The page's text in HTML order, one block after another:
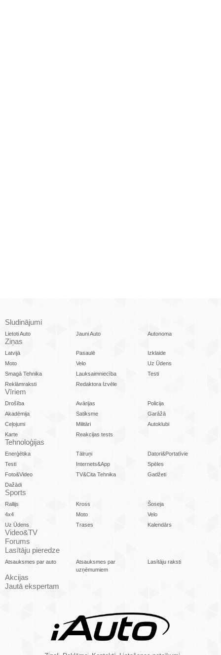
Sludinājumi
Lietoti Auto Jauni Auto Autonoma
Ziņas
Latvijā Pasaulē
Izklaide
Moto
Velo
Uz Ūdens
Smagā Tehnika
Lauksaimniecība
Testi
Reklāmraksti
Redaktora Izvēle
Vīriem
Drošība Avārijas
Policija
Akadēmija
Satiksme
Garāžā
Ceļojumi
Militāri
Autoklubi
Karte
Reakcijas tests
Tehnoloģijas
Enerģētika Tālruņi
Datori&Portatīvie
Testi
Internets&App
Spēles
Foto&Video
TV&Cita Tehnika
Gadžeti
Dažādi
Sports
Rallijs Kross
Šoseja
4x4
Moto
Velo
Uz Ūdens
Trases Kalendārs
Video&TV
Forums
Lasītāju pieredze
Atsauksmes par auto
Atsauksmes par
uzņēmumiem
Lasītāju raksti
Akcijas
Jautā ekspertam